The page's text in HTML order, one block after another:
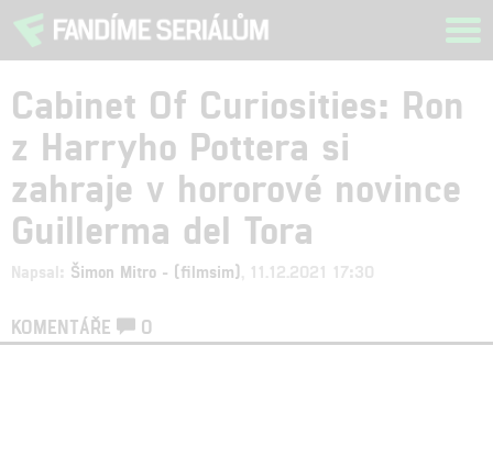
Cabinet Of Curiosities: Ron
z Harryho Pottera si
zahraje v hororové novince
Guillerma del Tora
Napsal: Šimon Mitro - (filmsim) , 11.12.2021 17:30
KOMENTÁŘE 0